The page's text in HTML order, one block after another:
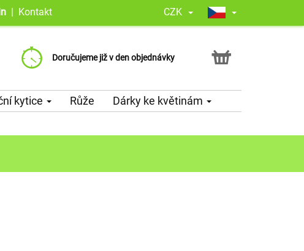
| Kontakt CZK
Doručujeme již v den objednávky
Zaručení spolehlivosti, dle Google
nás zákazníci hodnotí 4,8 z 5,0
Překvapíme Vaší květinou
a doplníme ji o Vámi vybraný vzkaz
kytice Růže Dárky ke květinám